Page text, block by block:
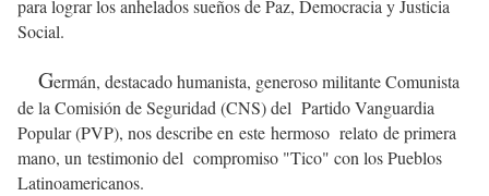
para lograr los anhelados sueños de Paz, Democracia y Justicia
Social.
Germán, destacado humanista, generoso militante Comunista
de la Comisión de Seguridad (CNS) del Partido Vanguardia
Popular (PVP), nos describe en este hermoso relato de primera
mano, un testimonio del compromiso "Tico" con los Pueblos
Latinoamericanos.